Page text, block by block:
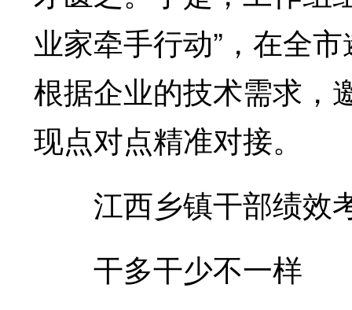
业家牵手行动”，在全
根据企业的技术需求，
现点对点精准对接。
江西乡镇干部绩效
干多干少不一样